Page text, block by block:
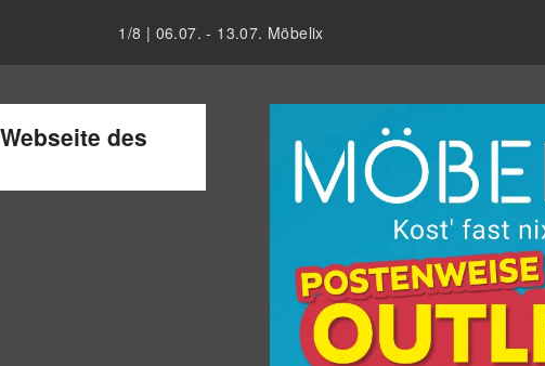
1 /8 | 06.07. - 13.07. Möbelix
des